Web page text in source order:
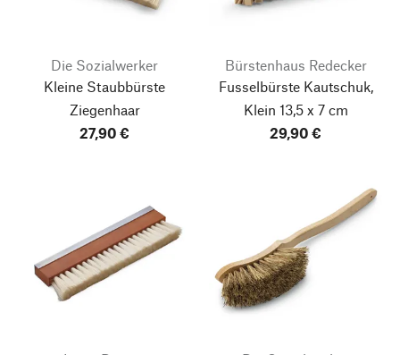
Die Sozialwerker
Kleine Staubbürste
Ziegenhaar
27,90 €
Bürstenhaus Redecker
Fusselbürste Kautschuk,
Klein 13,5 x 7 cm
29,90 €